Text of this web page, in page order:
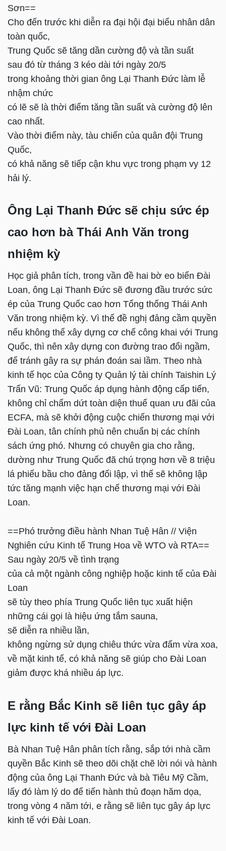
Sơn==
Cho đến trước khi diễn ra đại hội đại biểu nhân dân
toàn quốc,
Trung Quốc sẽ tăng dần cường độ và tần suất
sau đó từ tháng 3 kéo dài tới ngày 20/5
trong khoảng thời gian ông Lại Thanh Đức làm lễ
nhậm chức
có lẽ sẽ là thời điểm tăng tần suất và cường độ lên
cao nhất.
Vào thời điểm này, tàu chiến của quân đội Trung
Quốc,
có khả năng sẽ tiếp cận khu vực trong phạm vy 12
hải lý.
Ông Lại Thanh Đức sẽ chịu sức ép
cao hơn bà Thái Anh Văn trong
nhiệm kỳ
Học giả phân tích, trong vần đề hai bờ eo biển Đài
Loan, ông Lại Thanh Đức sẽ đương đầu trước sức
ép của Trung Quốc cao hơn Tổng thống Thái Anh
Văn trong nhiệm kỳ. Vì thế đề nghị đảng cầm quyền
nếu không thể xây dựng cơ chế công khai với Trung
Quốc, thì nên xây dựng con đường trao đổi ngầm,
để tránh gây ra sự phán đoán sai lầm. Theo nhà
kinh tế học của Công ty Quản lý tài chính Taishin Lý
Trấn Vũ: Trung Quốc áp dụng hành động cấp tiến,
không chỉ chấm dứt toàn diện thuế quan ưu đãi của
ECFA, mà sẽ khởi động cuộc chiến thương mại với
Đài Loan, tân chính phủ nên chuẩn bị các chính
sách ứng phó. Nhưng có chuyên gia cho rằng,
dường như Trung Quốc đã chú trọng hơn về 8 triệu
lá phiếu bầu cho đảng đối lập, vì thế sẽ không lập
tức tăng mạnh việc hạn chế thương mại với Đài
Loan.
==Phó trưởng điều hành Nhan Tuệ Hân // Viện
Nghiên cứu Kinh tế Trung Hoa về WTO và RTA==
Sau ngày 20/5 về tình trạng
của cả một ngành công nghiệp hoặc kinh tế của Đài
Loan
sẽ tùy theo phía Trung Quốc liên tục xuất hiện
những cái gọi là hiệu ứng tắm sauna,
sẽ diễn ra nhiều lần,
không ngừng sử dụng chiêu thức vừa đấm vừa xoa,
về mặt kinh tế, có khả năng sẽ giúp cho Đài Loan
giảm được khá nhiều áp lực.
E rằng Bắc Kinh sẽ liên tục gây áp
lực kinh tế với Đài Loan
Bà Nhan Tuệ Hân phân tích rằng, sắp tới nhà cầm
quyền Bắc Kinh sẽ theo dõi chặt chẽ lời nói và hành
động của ông Lại Thanh Đức và bà Tiêu Mỹ Cầm,
lấy đó làm lý do để tiến hành thủ đoạn hăm dọa,
trong vòng 4 năm tới, e rằng sẽ liên tục gây áp lực
kinh tế với Đài Loan.